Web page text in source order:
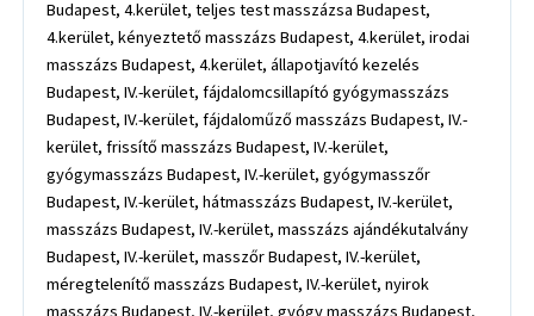
Budapest, 4.kerület, teljes test masszázsa Budapest,
4.kerület, kényeztető masszázs Budapest, 4.kerület, irodai
masszázs Budapest, 4.kerület, állapotjavító kezelés
Budapest, IV.-kerület, fájdalomcsillapító gyógymasszázs
Budapest, IV.-kerület, fájdaloműző masszázs Budapest, IV.-
kerület, frissítő masszázs Budapest, IV.-kerület,
gyógymasszázs Budapest, IV.-kerület, gyógymasszőr
Budapest, IV.-kerület, hátmasszázs Budapest, IV.-kerület,
masszázs Budapest, IV.-kerület, masszázs ajándékutalvány
Budapest, IV.-kerület, masszőr Budapest, IV.-kerület,
méregtelenítő masszázs Budapest, IV.-kerület, nyirok